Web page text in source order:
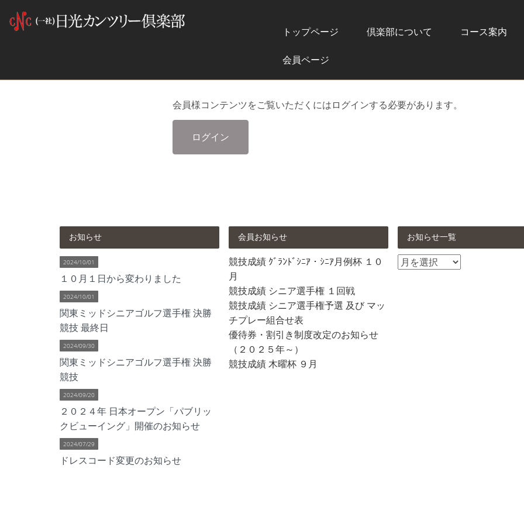
トップページ 倶楽部について コース案内
会員ページ
会員様コンテンツをご覧いただくにはログインする必要があります。
ログイン
お知らせ
2024/10/01
１０月１日から変わりました
2024/10/01
関東ミッドシニアゴルフ選手権 決勝
競技 最終日
2024/09/30
関東ミッドシニアゴルフ選手権 決勝
競技
2024/09/20
２０２４年 日本オープン「パブリッ
クビューイング」開催のお知らせ
2024/07/29
ドレスコード変更のお知らせ
会員お知らせ
競技成績 ｸﾞﾗﾝﾄﾞｼﾆｱ・ｼﾆｱ月例杯 １０
月
競技成績 シニア選手権 １回戦
競技成績 シニア選手権予選 及び マッ
チプレー組合せ表
優待券・割引き制度改定のお知らせ
（２０２５年～）
競技成績 木曜杯 ９月
お知らせ一覧
お